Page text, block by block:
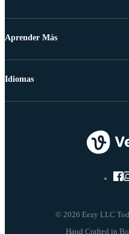
Aprender Más
© 2026 Eezy LLC
Idiomas